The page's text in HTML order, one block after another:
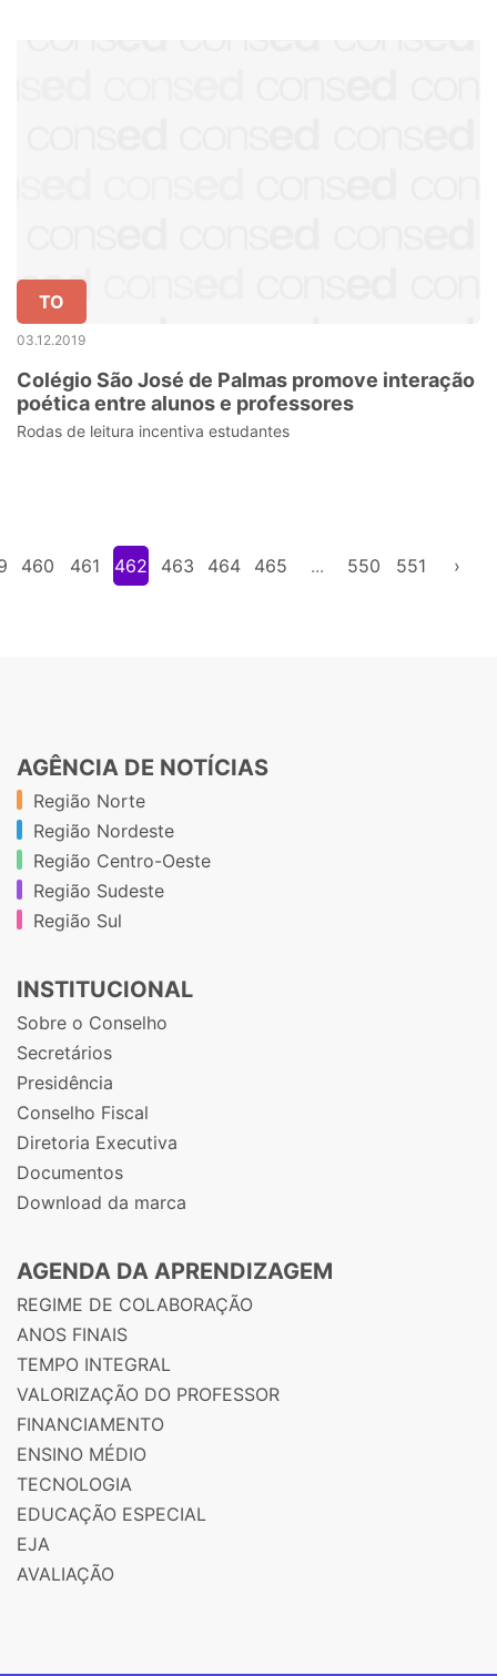
TO
03.12.2019
Colégio São José de Palmas promove interação
poética entre alunos e professores
Rodas de leitura incentiva estudantes
460 461 462 463 464 465 ... 550 551 ›
AGÊNCIA DE NOTÍCIAS
Região Norte
Região Nordeste
Região Centro-Oeste
Região Sudeste
Região Sul
INSTITUCIONAL
Sobre o Conselho
Secretários
Presidência
Conselho Fiscal
Diretoria Executiva
Documentos
Download da marca
AGENDA DA APRENDIZAGEM
REGIME DE COLABORAÇÃO
ANOS FINAIS
TEMPO INTEGRAL
VALORIZAÇÃO DO PROFESSOR
FINANCIAMENTO
ENSINO MÉDIO
TECNOLOGIA
EDUCAÇÃO ESPECIAL
EJA
AVALIAÇÃO